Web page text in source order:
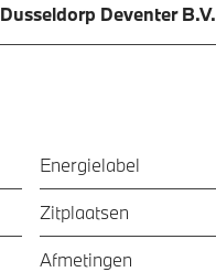
Dusseldorp Deventer B.V.
Energielabel
Zitplaatsen
Afmetingen